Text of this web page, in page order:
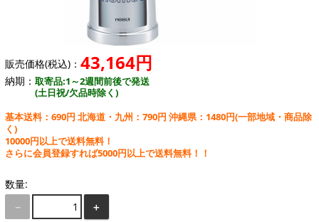
販売価格(税込)： 43,164円
納期： 取寄品:1～2週間前後で発送
(土日祝/欠品時除く)
基本送料：690円 北海道・九州：790円 沖縄県：1480円(一部地域・商品除
く)
10000円以上で送料無料！
さらに会員登録すれば5000円以上で送料無料！！
数量:
－
＋